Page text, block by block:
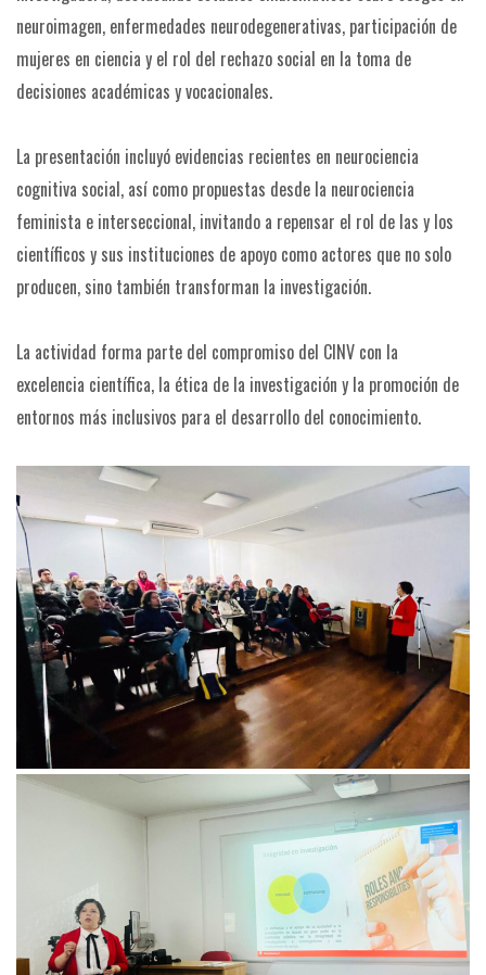
neuroimagen, enfermedades neurodegenerativas, participación de
mujeres en ciencia y el rol del rechazo social en la toma de
decisiones académicas y vocacionales.
La presentación incluyó evidencias recientes en neurociencia
cognitiva social, así como propuestas desde la neurociencia
feminista e interseccional, invitando a repensar el rol de las y los
científicos y sus instituciones de apoyo como actores que no solo
producen, sino también transforman la investigación.
La actividad forma parte del compromiso del CINV con la
excelencia científica, la ética de la investigación y la promoción de
entornos más inclusivos para el desarrollo del conocimiento.